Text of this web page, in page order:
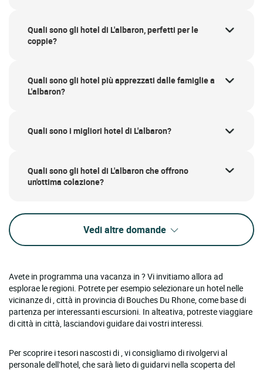
Quali sono gli hotel di L'albaron, perfetti per le
coppie?
Quali sono gli hotel più apprezzati dalle famiglie a
L'albaron?
Quali sono i migliori hotel di L'albaron?
Quali sono gli hotel di L'albaron che offrono
un'ottima colazione?
Vedi altre domande
Avete in programma una vacanza in ? Vi invitiamo allora ad
esplorae le regioni. Potrete per esempio selezionare un hotel nelle
vicinanze di , città in provincia di Bouches Du Rhone, come base di
partenza per interessanti escursioni. In alteativa, potreste viaggiare
di città in città, lasciandovi guidare dai vostri interessi.
Per scoprire i tesori nascosti di , vi consigliamo di rivolgervi al
personale dell’hotel, che sarà lieto di guidarvi nella scoperta del